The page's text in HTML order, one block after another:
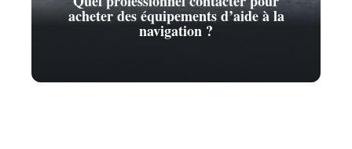
acheter des équipements d’aide à la
navigation ?